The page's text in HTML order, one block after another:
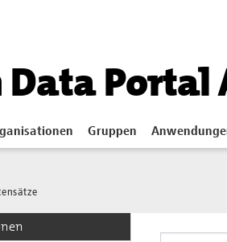
Data Portal
Gruppen